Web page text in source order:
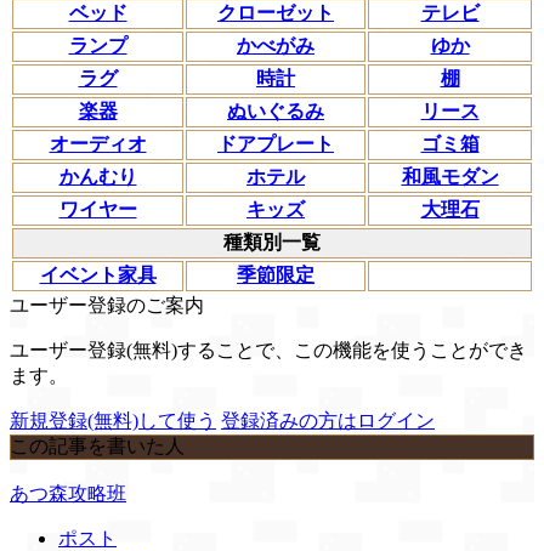
ベッド
クローゼット
テレビ
ランプ
かべがみ
ゆか
ラグ
時計
棚
楽器
ぬいぐるみ
リース
オーディオ
ドアプレート
ゴミ箱
かんむり
ホテル
和風モダン
ワイヤー
キッズ
大理石
種類別一覧
イベント家具
季節限定
ユーザー登録のご案内
ユーザー登録(無料)することで、この機能を使うことができ
ます。
新規登録(無料)して使う 登録済みの方はログイン
この記事を書いた人
あつ森攻略班
ポスト